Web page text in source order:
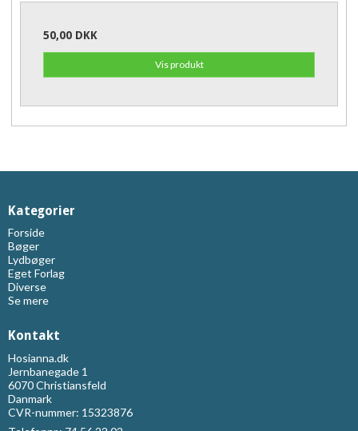
50,00 DKK
Vis produkt
Kategorier
Forside
Bøger
Lydbøger
Eget Forlag
Diverse
Se mere
Kontakt
Hosianna.dk
Jernbanegade 1
6070 Christiansfeld
Danmark
CVR-nummer: 15323876